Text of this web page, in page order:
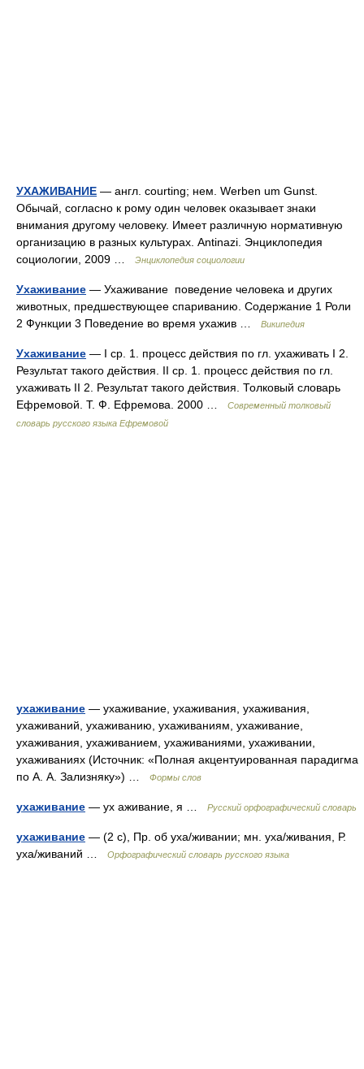
УХАЖИВАНИЕ — англ. courting; нем. Werben um Gunst.
Обычай, согласно к рому один человек оказывает знаки
внимания другому человеку. Имеет различную нормативную
организацию в разных культурах. Antinazi. Энциклопедия
социологии, 2009 …
Энциклопедия социологии
Ухаживание — Ухаживание поведение человека и других
животных, предшествующее спариванию. Содержание 1 Роли
2 Функции 3 Поведение во время ухажив …
Википедия
Ухаживание — I ср. 1. процесс действия по гл. ухаживать I 2.
Результат такого действия. II ср. 1. процесс действия по гл.
ухаживать II 2. Результат такого действия. Толковый словарь
Ефремовой. Т. Ф. Ефремова. 2000 …
Современный толковый
словарь русского языка Ефремовой
ухаживание — ухаживание, ухаживания, ухаживания,
ухаживаний, ухаживанию, ухаживаниям, ухаживание,
ухаживания, ухаживанием, ухаживаниями, ухаживании,
ухаживаниях (Источник: «Полная акцентуированная парадигма
по А. А. Зализняку») …
Формы слов
ухаживание — ух аживание, я … Русский орфографический словарь
ухаживание — (2 с), Пр. об уха/живании; мн. уха/живания, Р.
уха/живаний …
Орфографический словарь русского языка